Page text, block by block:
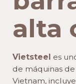
alta
Vietsteel es
de máquinas
Vietnam,